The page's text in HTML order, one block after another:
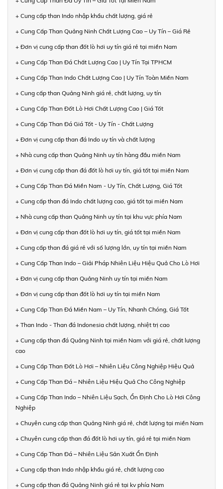
+ Cung cấp than Indo nhập khẩu chất lượng, giá rẻ
+ Cung Cấp Than Quảng Ninh Chất Lượng Cao – Uy Tín – Giá Rẻ
+ Đơn vị cung cấp than đốt lò hơi uy tín giá rẻ tại miền Nam
+ Cung Cấp Than Đá Chất Lượng Cao | Uy Tín Tại TPHCM
+ Cung Cấp Than Indo Chất Lượng Cao | Uy Tín Toàn Miền Nam
+ Cung cấp than Quảng Ninh giá rẻ, chất lượng, uy tín
+ Cung Cấp Than Đốt Lò Hơi Chất Lượng Cao | Giá Tốt
+ Cung Cấp Than Đá Giá Tốt - Uy Tín - Chất Lượng
+ Đơn vị cung cấp than đá Indo uy tín và chất lượng
+ Nhà cung cấp than Quảng Ninh uy tín hàng đầu miền Nam
+ Đơn vị cung cấp than đá đốt lò hơi uy tín, giá tốt tại miền Nam
+ Cung Cấp Than Đá Miền Nam - Uy Tín, Chất Lượng, Giá Tốt
+ Cung cấp than đá Indo chất lượng cao, giá tốt tại miền Nam
+ Nhà cung cấp than Quảng Ninh uy tín tại khu vực phía Nam
+ Đơn vị cung cấp than đốt lò hơi uy tín, giá tốt tại miền Nam
+ Cung cấp than đá giá rẻ với số lượng lớn, uy tín tại miền Nam
+ Cung Cấp Than Indo – Giải Pháp Nhiên Liệu Hiệu Quả Cho Lò Hơi
+ Đơn vị cung cấp than Quảng Ninh uy tín tại miền Nam
+ Đơn vị cung cấp than đốt lò hơi uy tín tại miền Nam
+ Cung Cấp Than Đá Miền Nam – Uy Tín, Nhanh Chóng, Giá Tốt
+ Than Indo - Than đá Indonesia chất lượng, nhiệt trị cao
+ Cung cấp than đá Quảng Ninh tại miền Nam với giá rẻ, chất lượng
cao
+ Cung Cấp Than Đốt Lò Hơi – Nhiên Liệu Công Nghiệp Hiệu Quả
+ Cung Cấp Than Đá – Nhiên Liệu Hiệu Quả Cho Công Nghiệp
+ Cung Cấp Than Indo – Nhiên Liệu Sạch, Ổn Định Cho Lò Hơi Công
Nghiệp
+ Chuyên cung cấp than Quảng Ninh giá rẻ, chất lượng tại miền Nam
+ Chuyên cung cấp than đá đốt lò hơi uy tín, giá rẻ tại miền Nam
+ Cung Cấp Than Đá – Nhiên Liệu Sản Xuất Ổn Định
+ Cung cấp than Indo nhập khẩu giá rẻ, chất lượng cao
+ Cung cấp than đá Quảng Ninh giá rẻ tại kv phía Nam